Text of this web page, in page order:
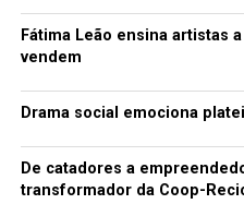
Fátima Leão ensina artistas
vendem
Drama social emociona
De catadores a
transformador da Coop-